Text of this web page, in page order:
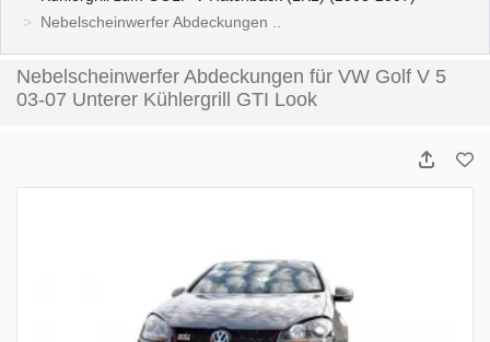
Nebelscheinwerfer Abdeckungen ..
Nebelscheinwerfer Abdeckungen für VW Golf V 5
03-07 Unterer Kühlergrill GTI Look